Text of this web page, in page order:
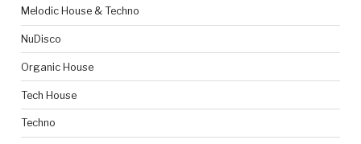
Melodic House & Techno
NuDisco
Organic House
Tech House
Techno